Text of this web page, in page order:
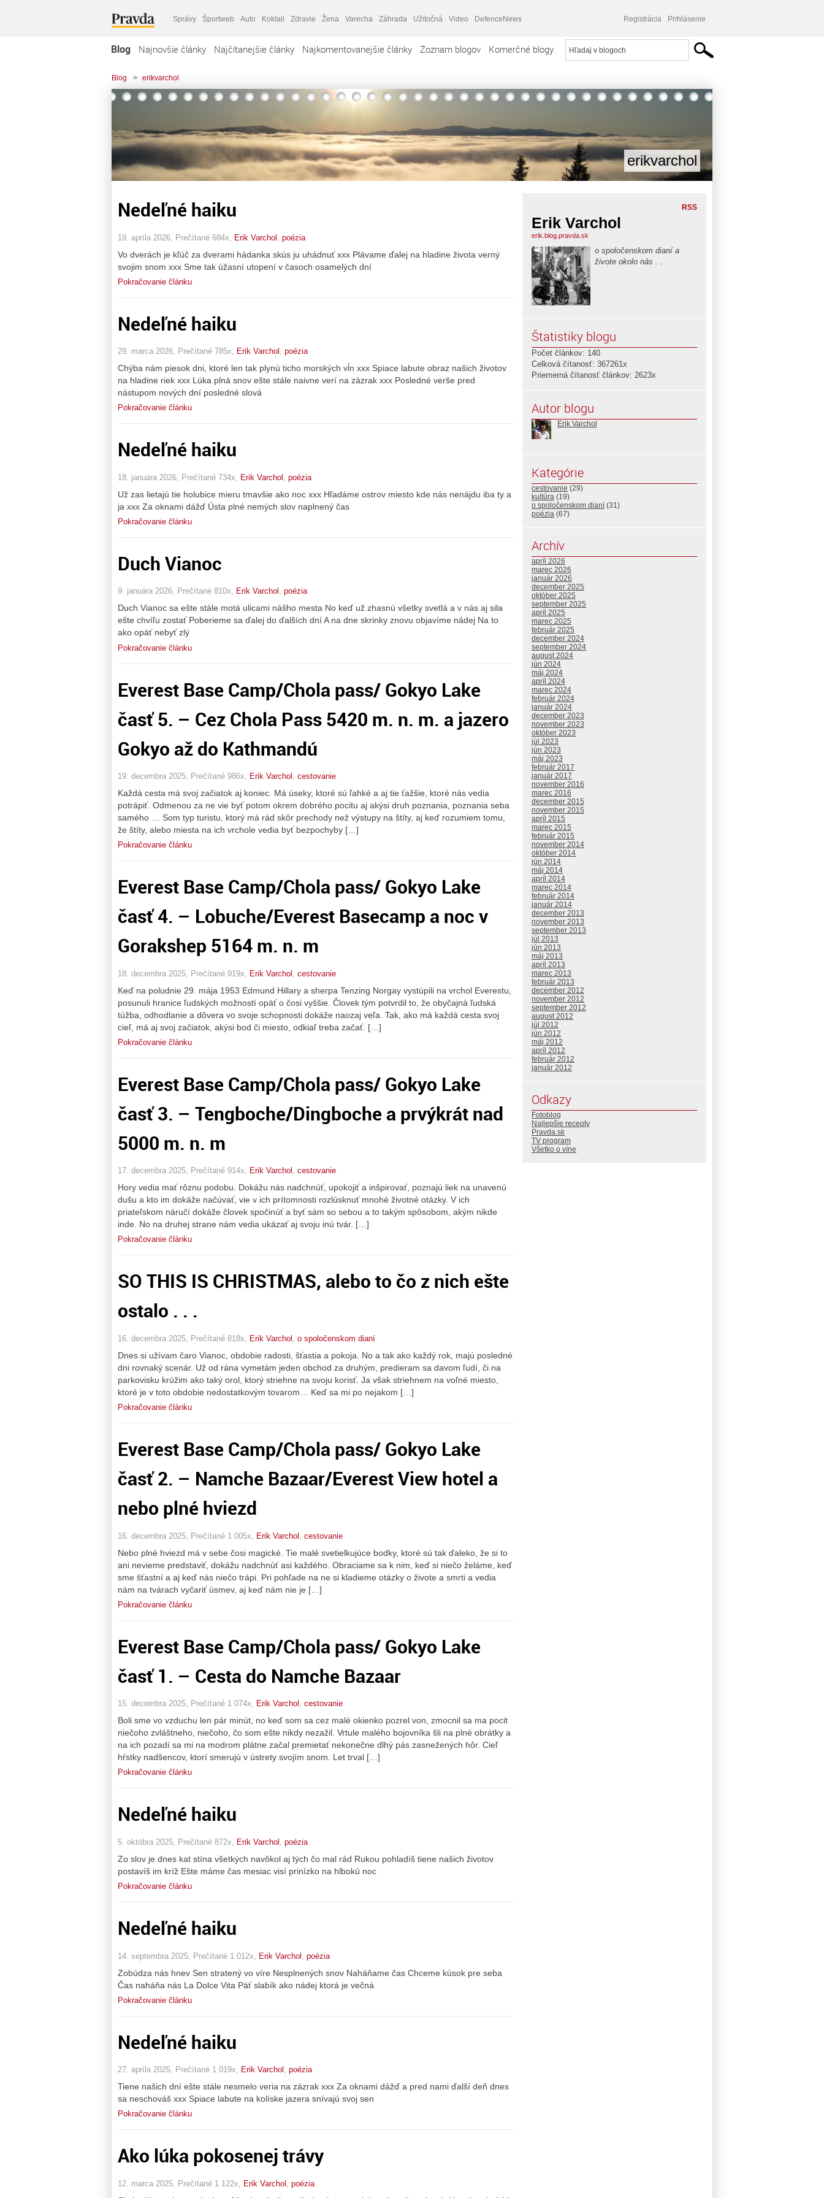
Správy Športweb Auto Koktail Zdravie Žena Varecha Záhrada Užitočná Video DefenceNews Registrácia Prihlásenie
Blog Najnovšie články Najčítanejšie články Najkomentovanejšie články Zoznam blogov Komerčné blogy
Blog > erikvarchol
erikvarchol
Nedeľné haiku
19. apríla 2026, Prečítané 684x, Erik Varchol poézia
Vo dverách je kľúč za dverami hádanka skús ju uhádnuť xxx Plávame ďalej na hladine života verný
svojim snom xxx Sme tak úžasní utopení v časoch osamelých dní
Pokračovanie článku
Nedeľné haiku
29. marca 2026, Prečítané 785x, Erik Varchol , poézia
Chýba nám piesok dni, ktoré len tak plynú ticho morských vĺn xxx Spiace labute obraz našich životov
na hladine riek xxx Lúka plná snov ešte stále naivne verí na zázrak xxx Posledné verše pred
nástupom nových dní posledné slová
Pokračovanie článku
Nedeľné haiku
18. januára 2026, Prečítané 734x, Erik Varchol poézia
Už zas lietajú tie holubice mieru tmavšie ako noc xxx Hľadáme ostrov miesto kde nás nenájdu iba ty a
ja xxx Za oknami dážď Ústa plné nemých slov naplnený čas
Pokračovanie článku
Duch Vianoc
9. januára 2026, Prečítané 810x, Erik Varchol , poézia
Duch Vianoc sa ešte stále motá ulicami nášho mesta No keď už zhasnú všetky svetlá a v nás aj sila
ešte chvíľu zostať Poberieme sa ďalej do ďalších dní A na dne skrinky znovu objavíme nádej Na to
ako opäť nebyť zlý
Pokračovanie článku
Everest Base Camp/Chola pass/ Gokyo Lake
časť 5. – Cez Chola Pass 5420 m. n. m. a jazero
Gokyo až do Kathmandú
19. decembra 2025, Prečítané 986x, Erik Varchol , cestovanie
Každá cesta má svoj začiatok aj koniec. Má úseky, ktoré sú ľahké a aj tie ťažšie, ktoré nás vedia
potrápiť. Odmenou za ne vie byť potom okrem dobrého pocitu aj akýsi druh poznania, poznania seba
samého … Som typ turistu, ktorý má rád skôr prechody než výstupy na štíty, aj keď rozumiem tomu,
že štíty, alebo miesta na ich vrchole vedia byť bezpochyby […]
Pokračovanie článku
Everest Base Camp/Chola pass/ Gokyo Lake
časť 4. – Lobuche/Everest Basecamp a noc v
Gorakshep 5164 m. n. m
18. decembra 2025, Prečítané 919x, Erik Varchol cestovanie
Keď na poludnie 29. mája 1953 Edmund Hillary a sherpa Tenzing Norgay vystúpili na vrchol Everestu,
posunuli hranice ľudských možností opäť o čosi vyššie. Človek tým potvrdil to, že obyčajná ľudská
túžba, odhodlanie a dôvera vo svoje schopnosti dokáže naozaj veľa. Tak, ako má každá cesta svoj
cieľ, má aj svoj začiatok, akýsi bod či miesto, odkiaľ treba začať. […]
Pokračovanie článku
Everest Base Camp/Chola pass/ Gokyo Lake
časť 3. – Tengboche/Dingboche a prvýkrát nad
5000 m. n. m
17. decembra 2025, Prečítané 914x, Erik Varchol , cestovanie
Hory vedia mať rôznu podobu. Dokážu nás nadchnúť, upokojiť a inšpirovať, poznajú liek na unavenú
dušu a kto im dokáže načúvať, vie v ich prítomnosti rozlúsknuť mnohé životné otázky. V ich
priateľskom náručí dokáže človek spočinúť a byť sám so sebou a to takým spôsobom, akým nikde
inde. No na druhej strane nám vedia ukázať aj svoju inú tvár. […]
Pokračovanie článku
SO THIS IS CHRISTMAS, alebo to čo z nich ešte
ostalo . . .
16. decembra 2025, Prečítané 818x, Erik Varchol o spoločenskom dianí
Dnes si užívam čaro Vianoc, obdobie radosti, šťastia a pokoja. No a tak ako každý rok, majú posledné
dni rovnaký scenár. Už od rána vymetám jeden obchod za druhým, predieram sa davom ľudí, či na
parkovisku krúžim ako taký orol, ktorý striehne na svoju korisť. Ja však striehnem na voľné miesto,
ktoré je v toto obdobie nedostatkovým tovarom… Keď sa mi po nejakom […]
Pokračovanie článku
Everest Base Camp/Chola pass/ Gokyo Lake
časť 2. – Namche Bazaar/Everest View hotel a
nebo plné hviezd
16. decembra 2025, Prečítané 1 005x, Erik Varchol cestovanie
Nebo plné hviezd má v sebe čosi magické. Tie malé svetielkujúce bodky, ktoré sú tak ďaleko, že si to
ani nevieme predstaviť, dokážu nadchnúť asi každého. Obraciame sa k nim, keď si niečo želáme, keď
sme šťastní a aj keď nás niečo trápi. Pri pohľade na ne si kladieme otázky o živote a smrti a vedia
nám na tvárach vyčariť úsmev, aj keď nám nie je […]
Pokračovanie článku
Everest Base Camp/Chola pass/ Gokyo Lake
časť 1. – Cesta do Namche Bazaar
15. decembra 2025, Prečítané 1 074x, Erik Varchol , cestovanie
Boli sme vo vzduchu len pár minút, no keď som sa cez malé okienko pozrel von, zmocnil sa ma pocit
niečoho zvláštneho, niečoho, čo som ešte nikdy nezažil. Vrtule malého bojovníka šli na plné obrátky a
na ich pozadí sa mi na modrom plátne začal premietať nekonečne dlhý pás zasnežených hôr. Cieľ
hŕstky nadšencov, ktorí smerujú v ústrety svojím snom. Let trval […]
Pokračovanie článku
Nedeľné haiku
5. októbra 2025, Prečítané 872x, Erik Varchol poézia
Zo slov je dnes kat stína všetkých navôkol aj tých čo mal rád Rukou pohladíš tiene našich životov
postavíš im kríž Ešte máme čas mesiac visí prinízko na hlbokú noc
Pokračovanie článku
Nedeľné haiku
14. septembra 2025, Prečítané 1 012x, Erik Varchol poézia
Zobúdza nás hnev Sen stratený vo víre Nesplnených snov Naháňame čas Chceme kúsok pre seba
Čas naháňa nás La Dolce Vita Päť slabík ako nádej ktorá je večná
Pokračovanie článku
Nedeľné haiku
27. apríla 2025, Prečítané 1 019x, Erik Varchol , poézia
Tiene našich dní ešte stále nesmelo veria na zázrak xxx Za oknami dážď a pred nami ďalší deň dnes
sa neschováš xxx Spiace labute na kolíske jazera snívajú svoj sen
Pokračovanie článku
Ako lúka pokosenej trávy
12. marca 2025, Prečítané 1 122x, Erik Varchol poézia
RSS
Erik Varchol
erik.blog.pravda.sk
o spoločenskom dianí a
živote okolo nás . . .
Štatistiky blogu
Počet článkov: 140
Celková čítanosť: 367261x
Priemerná čítanosť článkov: 2623x
Autor blogu
Erik Varchol
Kategórie
cestovanie (29)
kultúra (19)
o spoločenskom dianí (31)
poézia (67)
Archív
apríl 2026
marec 2026
január 2026
december 2025
október 2025
september 2025
apríl 2025
marec 2025
február 2025
december 2024
september 2024
august 2024
jún 2024
máj 2024
apríl 2024
marec 2024
február 2024
január 2024
december 2023
november 2023
október 2023
júl 2023
jún 2023
máj 2023
február 2017
január 2017
november 2016
marec 2016
december 2015
november 2015
apríl 2015
marec 2015
február 2015
november 2014
október 2014
jún 2014
máj 2014
apríl 2014
marec 2014
február 2014
január 2014
december 2013
november 2013
september 2013
júl 2013
jún 2013
máj 2013
apríl 2013
marec 2013
február 2013
december 2012
november 2012
september 2012
august 2012
júl 2012
jún 2012
máj 2012
apríl 2012
február 2012
január 2012
Odkazy
Fotoblog
Najlepšie recepty
Pravda.sk
TV program
Všetko o víne